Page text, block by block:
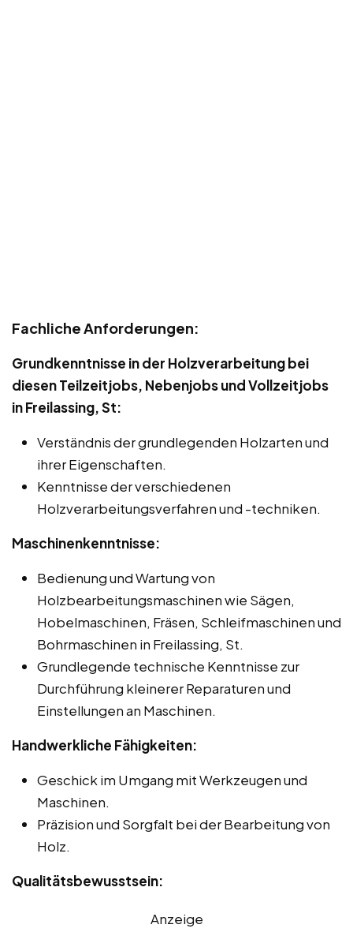
Fachliche Anforderungen:
Grundkenntnisse in der Holzverarbeitung bei
diesen Teilzeitjobs, Nebenjobs und Vollzeitjobs
in Freilassing, St:
Verständnis der grundlegenden Holzarten und
ihrer Eigenschaften.
Kenntnisse der verschiedenen
Holzverarbeitungsverfahren und -techniken.
Maschinenkenntnisse:
Bedienung und Wartung von
Holzbearbeitungsmaschinen wie Sägen,
Hobelmaschinen, Fräsen, Schleifmaschinen und
Bohrmaschinen in Freilassing, St.
Grundlegende technische Kenntnisse zur
Durchführung kleinerer Reparaturen und
Einstellungen an Maschinen.
Handwerkliche Fähigkeiten:
Geschick im Umgang mit Werkzeugen und
Maschinen.
Präzision und Sorgfalt bei der Bearbeitung von
Holz.
Qualitätsbewusstsein:
Anzeige